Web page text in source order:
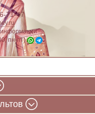
71-47
информации
пн-пт)